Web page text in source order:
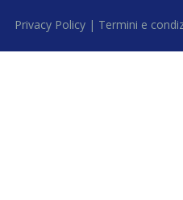
Privacy Policy | Termini e